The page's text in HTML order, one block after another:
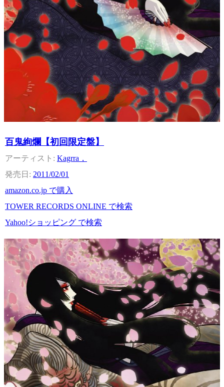
百鬼絢爛【初回限定盤】
Kagrra，
2011/02/01
amazon.co.jp で購入
TOWER RECORDS ONLINE で検索
Yahoo!ショッピング で検索